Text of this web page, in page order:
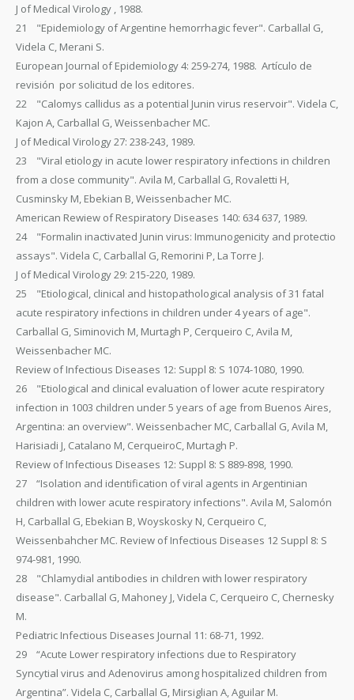
J of Medical Virology , 1988.
21 "Epidemiology of Argentine hemorrhagic fever". Carballal G,
Videla C, Merani S.
European Journal of Epidemiology 4: 259-274, 1988. Artículo de
revisión por solicitud de los editores.
22 "Calomys callidus as a potential Junin virus reservoir". Videla C,
Kajon A, Carballal G, Weissenbacher MC.
J of Medical Virology 27: 238-243, 1989.
23 "Viral etiology in acute lower respiratory infections in children
from a close community". Avila M, Carballal G, Rovaletti H,
Cusminsky M, Ebekian B, Weissenbacher MC.
American Rewiew of Respiratory Diseases 140: 634 637, 1989.
24 "Formalin inactivated Junin virus: Immunogenicity and protectio
assays". Videla C, Carballal G, Remorini P, La Torre J.
J of Medical Virology 29: 215-220, 1989.
25 "Etiological, clinical and histopathological analysis of 31 fatal
acute respiratory infections in children under 4 years of age".
Carballal G, Siminovich M, Murtagh P, Cerqueiro C, Avila M,
Weissenbacher MC.
Review of Infectious Diseases 12: Suppl 8: S 1074-1080, 1990.
26 "Etiological and clinical evaluation of lower acute respiratory
infection in 1003 children under 5 years of age from Buenos Aires,
Argentina: an overview". Weissenbacher MC, Carballal G, Avila M,
Harisiadi J, Catalano M, CerqueiroC, Murtagh P.
Review of Infectious Diseases 12: Suppl 8: S 889-898, 1990.
27 “Isolation and identification of viral agents in Argentinian
children with lower acute respiratory infections". Avila M, Salomón
H, Carballal G, Ebekian B, Woyskosky N, Cerqueiro C,
Weissenbahcher MC. Review of Infectious Diseases 12 Suppl 8: S
974-981, 1990.
28 "Chlamydial antibodies in children with lower respiratory
disease". Carballal G, Mahoney J, Videla C, Cerqueiro C, Chernesky
M.
Pediatric Infectious Diseases Journal 11: 68-71, 1992.
29 “Acute Lower respiratory infections due to Respiratory
Syncytial virus and Adenovirus among hospitalized children from
Argentina”. Videla C, Carballal G, Mirsiglian A, Aguilar M.